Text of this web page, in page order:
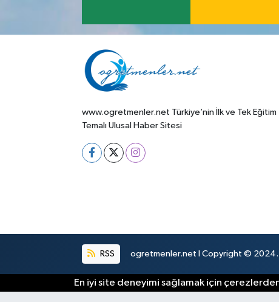
www.ogretmenler.net Türkiye’nin İlk ve Tek Eğitim
Temalı Ulusal Haber Sitesi
RSS ogretmenler.net I Copyright © 2024.
En iyi site deneyimi sağlamak için